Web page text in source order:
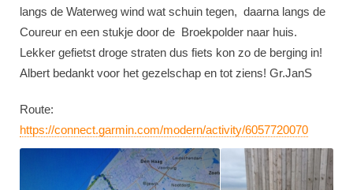
langs de Waterweg wind wat schuin tegen, daarna langs de
Coureur en een stukje door de Broekpolder naar huis.
Lekker gefietst droge straten dus fiets kon zo de berging in!
Albert bedankt voor het gezelschap en tot ziens! Gr.JanS
Route:
https://connect.garmin.com/modern/activity/6057720070